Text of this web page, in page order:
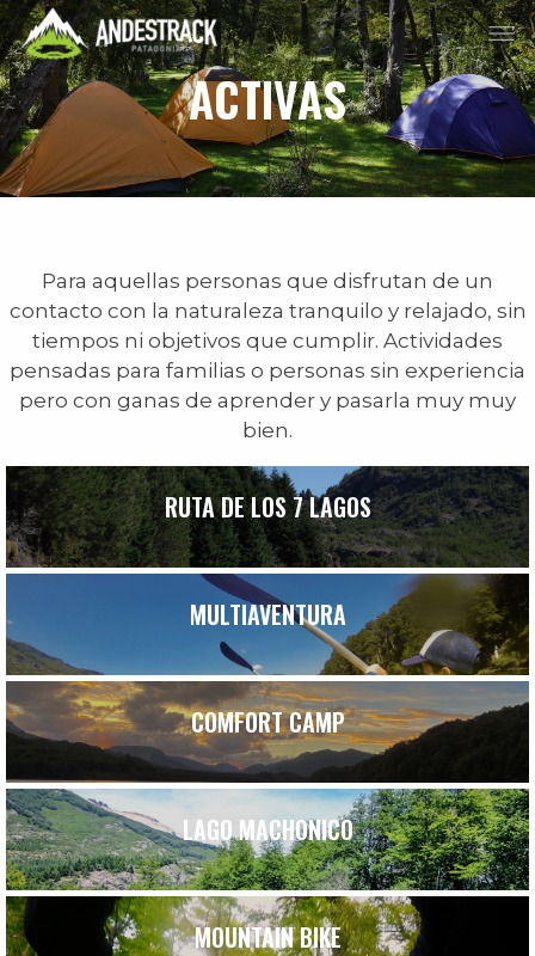
ACTIVAS
Para aquellas personas que disfrutan de un
contacto con la naturaleza tranquilo y relajado, sin
tiempos ni objetivos que cumplir. Actividades
pensadas para familias o personas sin experiencia
pero con ganas de aprender y pasarla muy muy
bien.
RUTA DE LOS 7 LAGOS
MULTIAVENTURA
COMFORT CAMP
LAGO MACHONICO
MOUNTAIN BIKE